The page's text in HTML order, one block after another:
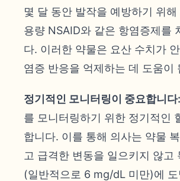
몇 달 동안 발작을 예방하기 위해
용량 NSAID와 같은 항염증제를
다. 이러한 약물은 요산 수치가
염증 반응을 억제하는 데 도움이
정기적인 모니터링이 중요합니다:
를 모니터링하기 위한 정기적인
합니다. 이를 통해 의사는 약물
고 급격한 변동을 일으키지 않고
(일반적으로 6 mg/dL 미만)에 도